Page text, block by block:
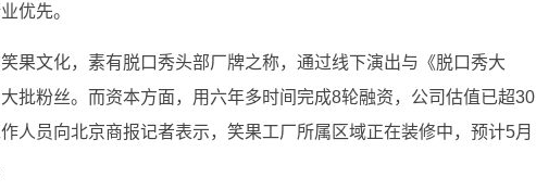
优先。
果文化，素有脱口秀头部厂牌之称，通过线下演出与《脱口秀大
批粉丝。而资本方面，用六年多时间完成8轮融资，公司估值已超30
人员向北京商报记者表示，笑果工厂所属区域正在装修中，预计5月